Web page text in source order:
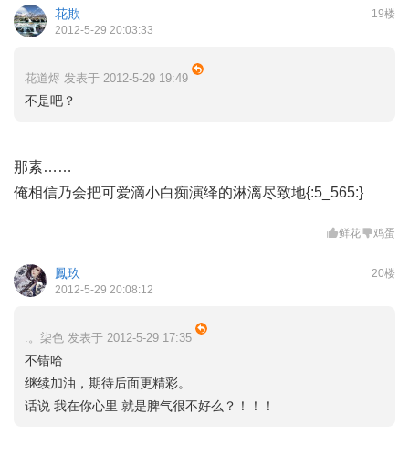
19楼
花欺
2012-5-29 20:03:33
花道烬 发表于 2012-5-29 19:49
不是吧？
那素……
俺相信乃会把可爱滴小白痴演绎的淋漓尽致地{:5_565:}
鲜花 鸡蛋
20楼
鳳玖
2012-5-29 20:08:12
.。柒色 发表于 2012-5-29 17:35
不错哈
继续加油，期待后面更精彩。
话说 我在你心里 就是脾气很不好么？！！！